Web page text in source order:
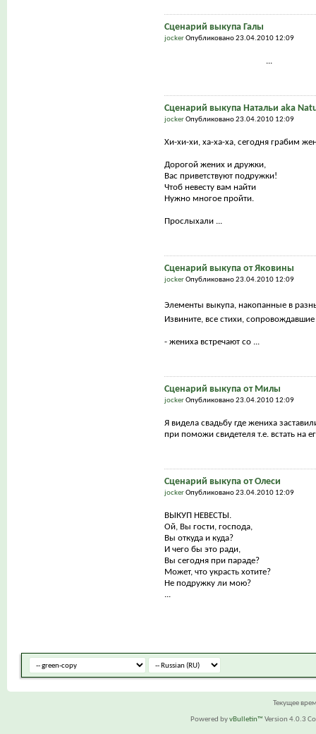
Сценарий выкупа Галы
jockerОпубликовано 23.04.2010 12:09
...
Сценарий выкупа Натальи aka
jockerОпубликовано 23.04.2010 12:09
Хи-хи-хи, ха-ха-ха, сегодня грабим
Дорогой жених и дружки,
Вас приветствуют подружки!
Чтоб невесту вам найти
Нужно многое пройти.
Прослыхали ...
Сценарий выкупа от Яковины
jockerОпубликовано 23.04.2010 12:09
Элементы выкупа, накопанные в
Извините, все стихи,
- жениха встречают со ...
Сценарий выкупа от Милы
jockerОпубликовано 23.04.2010 12:09
Я видела свадьбу где жениха
при поможи свидетеля т.е. встать на
Сценарий выкупа от Олеси
jockerОпубликовано 23.04.2010 12:09
ВЫКУП НЕВЕСТЫ.
Ой, Вы гости, господа,
Вы откуда и куда?
И чего бы это ради,
Вы сегодня при параде?
Может, что украсть хотите?
Не подружку ли мою?
...
Текущее
Powered byvBulletin™ Version 4.0.3